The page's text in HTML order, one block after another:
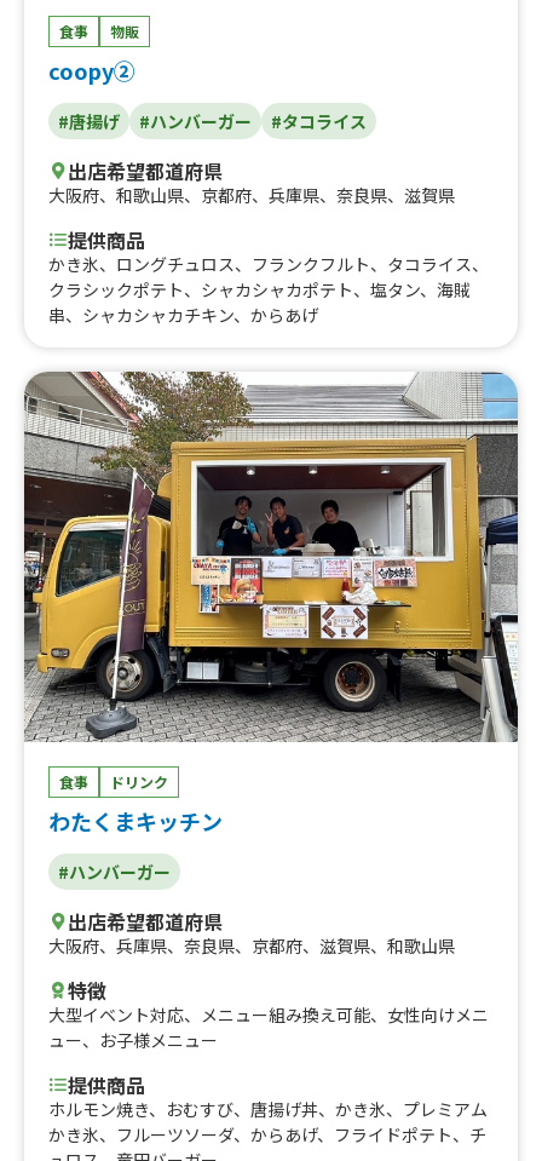
食事 物販
coopy②
#唐揚げ #ハンバーガー #タコライス
出店希望都道府県
大阪府、 和歌山県、 京都府、 兵庫県、 奈良県、 滋賀県
提供商品
かき氷、ロングチュロス、フランクフルト、タコライス、
クラシックポテト、シャカシャカポテト、塩タン、海賊
串、シャカシャカチキン、からあげ
食事 ドリンク
わたくまキッチン
#ハンバーガー
出店希望都道府県
大阪府、 兵庫県、 奈良県、 京都府、 滋賀県、 和歌山県
特徴
大型イベント対応、 メニュー組み換え可能、 女性向けメニ
ュー、 お子様メニュー
提供商品
ホルモン焼き、おむすび、唐揚げ丼、かき氷、プレミアム
かき氷、フルーツソーダ、からあげ、フライドポテト、チ